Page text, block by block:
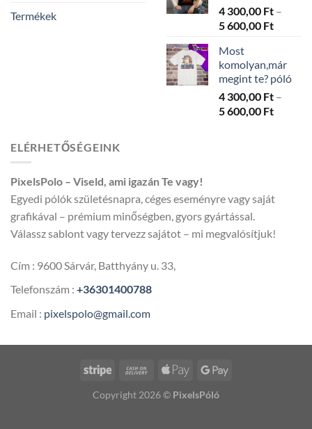
Termékek
4 300,00 Ft –
5 600,00 Ft
-
5
600,00
Most
komolyan,már
megint te? póló
4 300,00 Ft –
5 600,00 Ft
ELÉRHETŐSÉGEINK
PixelsPolo – Viseld, ami igazán Te vagy!
Egyedi pólók születésnapra, céges eseményre vagy saját
grafikával – prémium minőségben, gyors gyártással.
Válassz sablont vagy tervezz sajátot – mi megvalósítjuk!
Cím : 9600 Sárvár, Batthyány u. 33,
Telefonszám : +36301400788
Email : pixelspolo@gmail.com
Copyright 2026 © PixelsPóló